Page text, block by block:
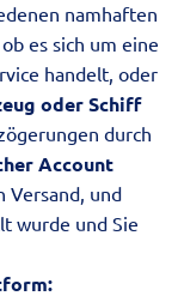
namhaften
es sich um eine
handelt, oder
oder Schiff
durch
Account
Versand, und
wurde und Sie